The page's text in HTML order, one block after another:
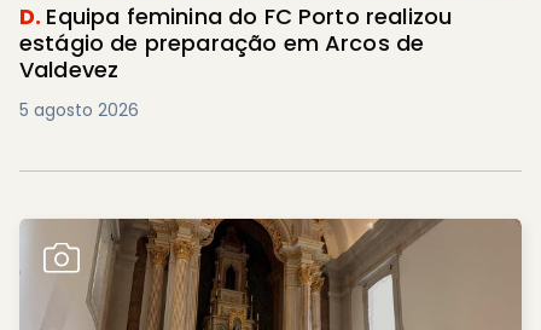
D. Equipa feminina do FC Porto realizou
estágio de preparação em Arcos de
Valdevez
5 agosto 2026